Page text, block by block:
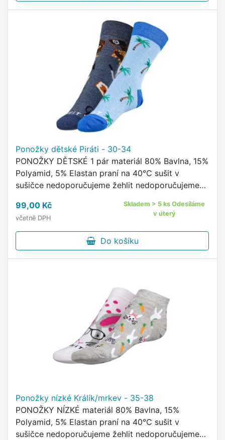
Ponožky dětské Piráti - 30-34
PONOŽKY DĚTSKÉ 1 pár materiál 80% Bavlna, 15%
Polyamid, 5% Elastan praní na 40°C sušit v
sušičce nedoporučujeme žehlit nedoporučujeme
originálním vzorem od českého …
99,00 Kč
včetně DPH
Skladem > 5 ks Odesíláme
v úterý
Do košíku
Ponožky nízké Králík/mrkev - 35-38
PONOŽKY NÍZKÉ materiál 80% Bavlna, 15%
Polyamid, 5% Elastan praní na 40°C sušit v
sušičce nedoporučujeme žehlit nedoporučujeme